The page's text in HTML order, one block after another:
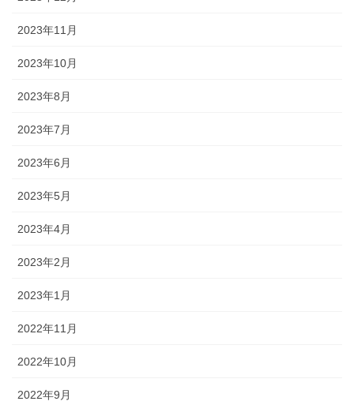
2023年11月
2023年10月
2023年8月
2023年7月
2023年6月
2023年5月
2023年4月
2023年2月
2023年1月
2022年11月
2022年10月
2022年9月